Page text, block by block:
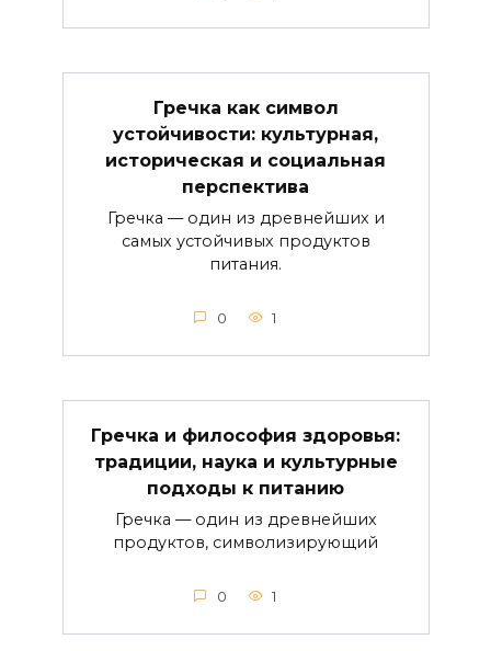
Гречка как символ
устойчивости: культурная,
историческая и социальная
перспектива
Гречка — один из древнейших и
самых устойчивых продуктов
питания.
0 1
Гречка и философия здоровья:
традиции, наука и культурные
подходы к питанию
Гречка — один из древнейших
продуктов, символизирующий
0 1